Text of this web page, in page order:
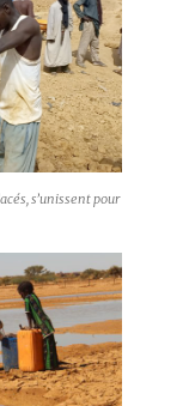
s’unissent pour